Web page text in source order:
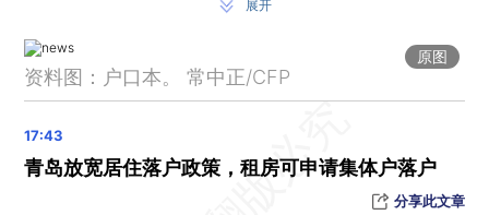
天舟七号货运飞船将于2024年初发射
石家庄等河北8市与天津启动重污染天气Ⅱ级应急响应
美国“星舟”火箭第二次试射发生爆炸
展开
原图
资料图：户口本。 常中正/CFP
青岛放宽居住落户政策，租房可申请集体户落户
分享此文章